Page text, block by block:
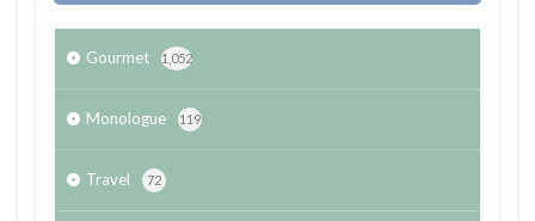
Gourmet 1,052
Monologue 119
Travel 72